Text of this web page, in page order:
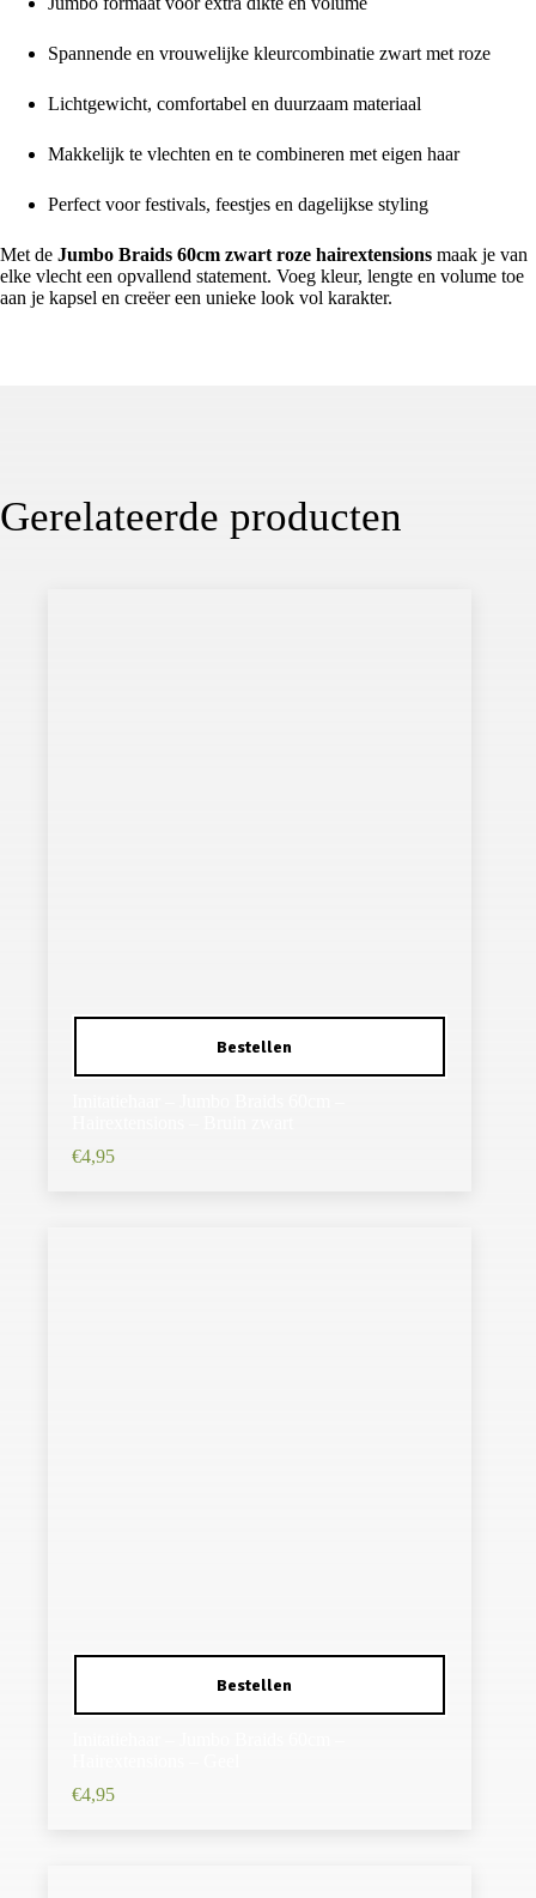
Spannende en vrouwelijke kleurcombinatie zwart met roze
Lichtgewicht, comfortabel en duurzaam materiaal
Makkelijk te vlechten en te combineren met eigen haar
Perfect voor festivals, feestjes en dagelijkse styling
Met de Jumbo Braids 60cm zwart roze hairextensions maak je van
elke vlecht een opvallend statement. Voeg kleur, lengte en volume toe
aan je kapsel en creëer een unieke look vol karakter.
Gerelateerde producten
€4,95
€4,95